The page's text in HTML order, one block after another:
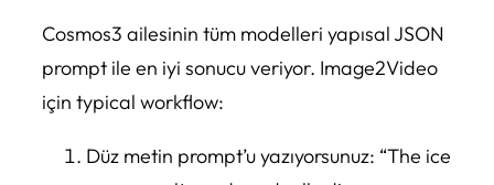
Cosmos3 ailesinin tüm modelleri yapısal JSON
prompt ile en iyi sonucu veriyor. Image2Video
için typical workflow:
Düz metin prompt’u yazıyorsunuz: “The ice